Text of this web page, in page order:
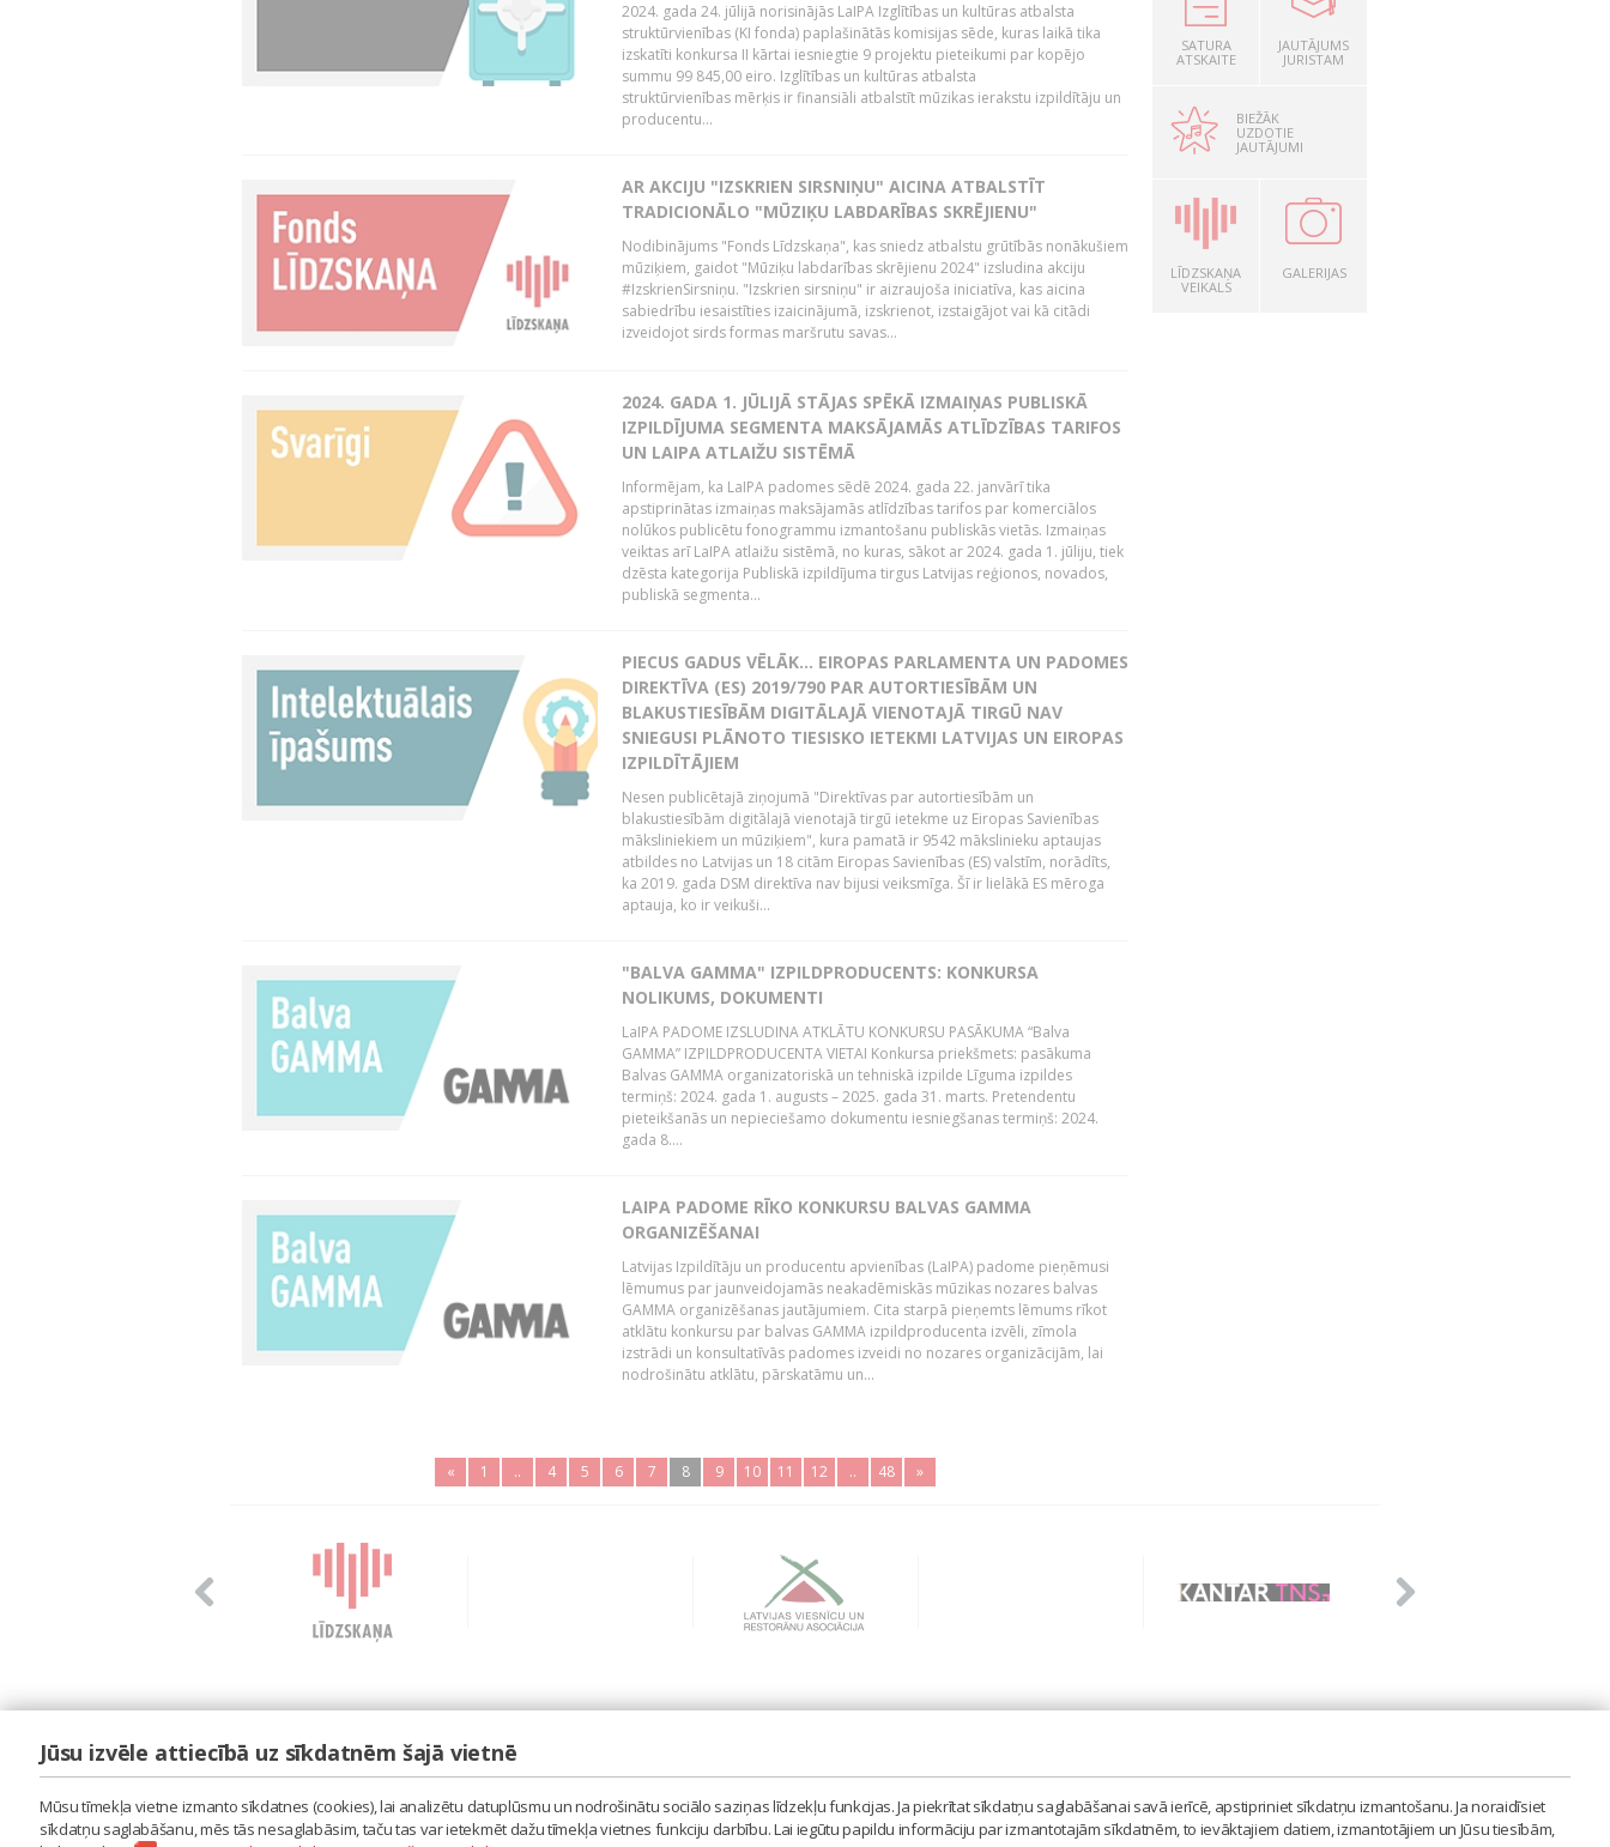
2024. gada 24. jūlijā norisinājās LaIPA Izglītības un kultūras atbalsta
struktūrvienības (KI fonda) paplašinātās komisijas sēde, kuras laikā tika
izskatīti konkursa II kārtai iesniegtie 9 projektu pieteikumi par kopējo
summu 99 845,00 eiro. Izglītības un kultūras atbalsta
struktūrvienības mērķis ir finansiāli atbalstīt mūzikas ierakstu izpildītāju un
producentu...
AR AKCIJU "IZSKRIEN SIRSNIŅU" AICINA ATBALSTĪT
TRADICIONĀLO "MŪZIĶU LABDARĪBAS SKRĒJIENU"
Nodibinājums "Fonds Līdzskaņa", kas sniedz atbalstu grūtībās nonākušiem
mūziķiem, gaidot "Mūziķu labdarības skrējienu 2024" izsludina akciju
#IzskrienSirsniņu. "Izskrien sirsniņu" ir aizraujoša iniciatīva, kas aicina
sabiedrību iesaistīties izaicinājumā, izskrienot, izstaigājot vai kā citādi
izveidojot sirds formas maršrutu savas...
2024. GADA 1. JŪLIJĀ STĀJAS SPĒKĀ IZMAIŅAS PUBLISKĀ
IZPILDĪJUMA SEGMENTA MAKSĀJAMĀS ATLĪDZĪBAS TARIFOS
UN LAIPA ATLAIŽU SISTĒMĀ
Informējam, ka LaIPA padomes sēdē 2024. gada 22. janvārī tika
apstiprinātas izmaiņas maksājamās atlīdzības tarifos par komerciālos
nolūkos publicētu fonogrammu izmantošanu publiskās vietās. Izmaiņas
veiktas arī LaIPA atlaižu sistēmā, no kuras, sākot ar 2024. gada 1. jūliju, tiek
dzēsta kategorija Publiskā izpildījuma tirgus Latvijas reģionos, novados,
publiskā segmenta...
PIECUS GADUS VĒLĀK... EIROPAS PARLAMENTA UN PADOMES
DIREKTĪVA (ES) 2019/790 PAR AUTORTIESĪBĀM UN
BLAKUSTIESĪBĀM DIGITĀLAJĀ VIENOTAJĀ TIRGŪ NAV
SNIEGUSI PLĀNOTO TIESISKO IETEKMI LATVIJAS UN EIROPAS
IZPILDĪTĀJIEM
Nesen publicētajā ziņojumā "Direktīvas par autortiesībām un
blakustiesībām digitālajā vienotajā tirgū ietekme uz Eiropas Savienības
māksliniekiem un mūziķiem", kura pamatā ir 9542 mākslinieku aptaujas
atbildes no Latvijas un 18 citām Eiropas Savienības (ES) valstīm, norādīts,
ka 2019. gada DSM direktīva nav bijusi veiksmīga. Šī ir lielākā ES mēroga
aptauja, ko ir veikuši...
"BALVA GAMMA" IZPILDPRODUCENTS: KONKURSA
NOLIKUMS, DOKUMENTI
LaIPA PADOME IZSLUDINA ATKLĀTU KONKURSU PASĀKUMA “Balva
GAMMA” IZPILDPRODUCENTA VIETAI Konkursa priekšmets: pasākuma
Balvas GAMMA organizatoriskā un tehniskā izpilde Līguma izpildes
termiņš: 2024. gada 1. augusts – 2025. gada 31. marts. Pretendentu
pieteikšanās un nepieciešamo dokumentu iesniegšanas termiņš: 2024.
gada 8....
LAIPA PADOME RĪKO KONKURSU BALVAS GAMMA
ORGANIZĒŠANAI
Latvijas Izpildītāju un producentu apvienības (LaIPA) padome pieņēmusi
lēmumus par jaunveidojamās neakadēmiskās mūzikas nozares balvas
GAMMA organizēšanas jautājumiem. Cita starpā pieņemts lēmums rīkot
atklātu konkursu par balvas GAMMA izpildproducenta izvēli, zīmola
izstrādi un konsultatīvās padomes izveidi no nozares organizācijām, lai
nodrošinātu atklātu, pārskatāmu un...
« 1 .. 4 5 6 7 8 9 10 11 12 .. 48 »
SATURA
ATSKAITE
JAUTĀJUMS
JURISTAM
BIEŽĀK
UZDOTIE
JAUTĀJUMI
LĪDZSKAŅA
VEIKALS
GALERIJAS
LAIPA
ES RADU MŪZIKU
AKTUALITĀTES
TEL. 67605023, MOB. 20398873, E-PASTS: LAIPA[AT]LAIPA.ORG
Jūsu izvēle attiecībā uz sīkdatnēm šajā vietnē
Mūsu tīmekļa vietne izmanto sīkdatnes (cookies), lai analizētu datuplūsmu un nodrošinātu sociālo saziņas līdzekļu funkcijas. Ja piekrītat sīkdatņu saglabāšanai savā ierīcē, apstipriniet sīkdatņu izmantošanu. Ja noraidīsiet
sīkdatņu saglabāšanu, mēs tās nesaglabāsim, taču tas var ietekmēt dažu tīmekļa vietnes funkciju darbību. Lai iegūtu papildu informāciju par izmantotajām sīkdatnēm, to ievāktajiem datiem, izmantotājiem un Jūsu tiesībām,